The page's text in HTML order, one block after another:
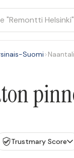
Suomi>Naantali
Trustmary Score